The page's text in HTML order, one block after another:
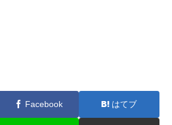
Facebook はてブ